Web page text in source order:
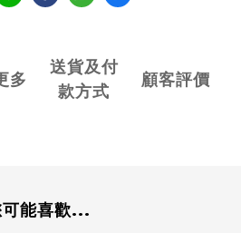
多
送貨及付
款方式
顧客評價
能喜歡...